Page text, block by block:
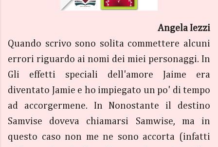
Angela Iezzi
Quando scrivo sono solita commettere alcuni
errori riguardo ai nomi dei miei personaggi. In
Gli effetti speciali dell'amore Jaime era
diventato Jamie e ho impiegato un po' di tempo
ad accorgermene. In Nonostante il destino
Samvise doveva chiamarsi Samwise, ma in
questo caso non me ne sono accorta (infatti